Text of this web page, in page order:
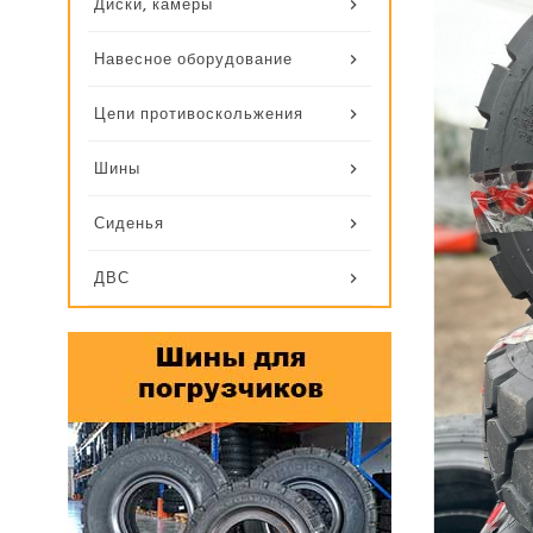
Навесное оборудование
Цепи противоскольжения
Шины
Сиденья
ДВС